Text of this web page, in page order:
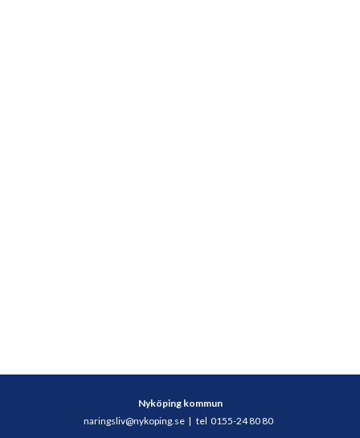
Nyköping kommun
naringsliv@nykoping.se | tel 0155-24 80 80